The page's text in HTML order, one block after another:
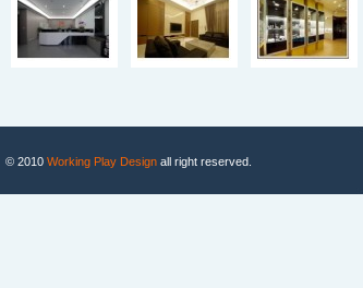
© 2010 Working Play Design all right reserved.